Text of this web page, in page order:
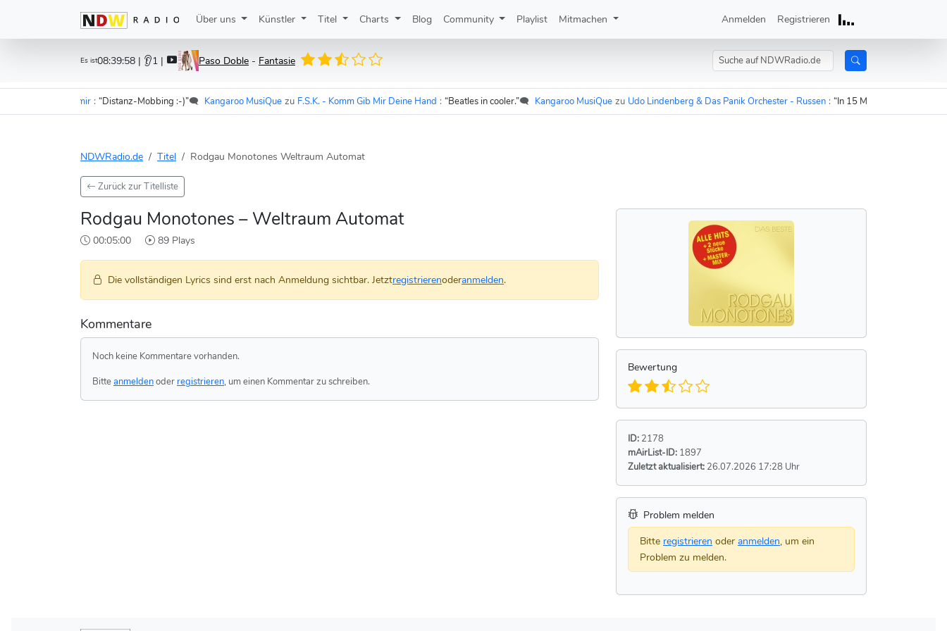
Über uns Künstler Titel Charts Blog Community Playlist Mitmachen Anmelden Registrieren
Es ist08:39:58 | 👂1 | Paso Doble - Fantasie
“Distanz-Mobbing :-)”🗨️ Kangaroo MusiQue zu F.S.K. - Komm Gib Mir Deine Hand : “Beatles in cooler.”🗨️ Kangaroo MusiQue zu Udo Lindenberg & Das Panik Orchester - Russen : “In 15 Minuten sind die Russen
NDWRadio.de Titel Rodgau Monotones Weltraum Automat
Zurück zur Titelliste
Rodgau Monotones – Weltraum Automat
00:05:00 89 Plays
Die vollständigen Lyrics sind erst nach Anmeldung sichtbar. Jetztregistrierenoderanmelden.
Kommentare
Noch keine Kommentare vorhanden.
Bitteanmeldenoder registrieren, um einen Kommentar zu schreiben.
Bewertung
ID: 2178
mAirList-ID: 1897
Zuletzt aktualisiert: 26.07.2026 17:28 Uhr
Problem melden
Bitte registrieren oder anmelden, um ein
Problem zu melden.